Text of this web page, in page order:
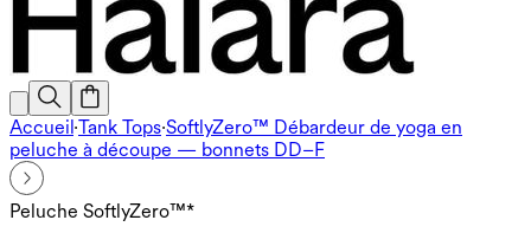
Accueil ·Tank Tops·SoftlyZero™ Débardeur de yoga en
peluche à découpe — bonnets DD–F
Peluche SoftlyZero™*